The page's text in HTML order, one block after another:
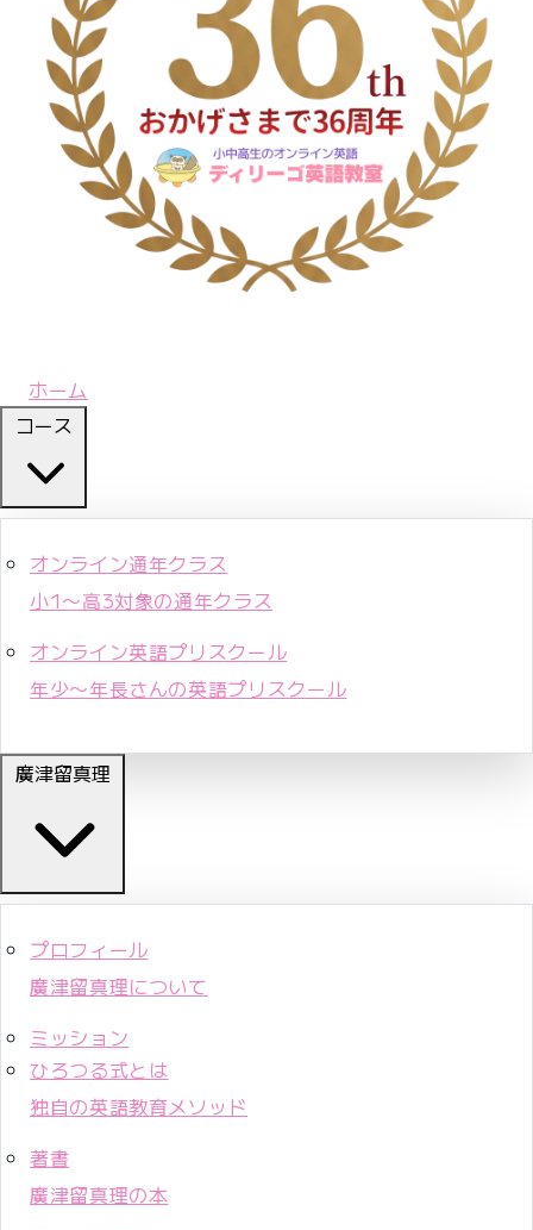
ホーム
コース
オンライン通年クラス
小1〜高3対象の通年クラス
オンライン英語プリスクール
年少〜年長さんの英語プリスクール
廣津留真理
プロフィール
廣津留真理について
ミッション
ひろつる式とは
独自の英語教育メソッド
著書
廣津留真理の本